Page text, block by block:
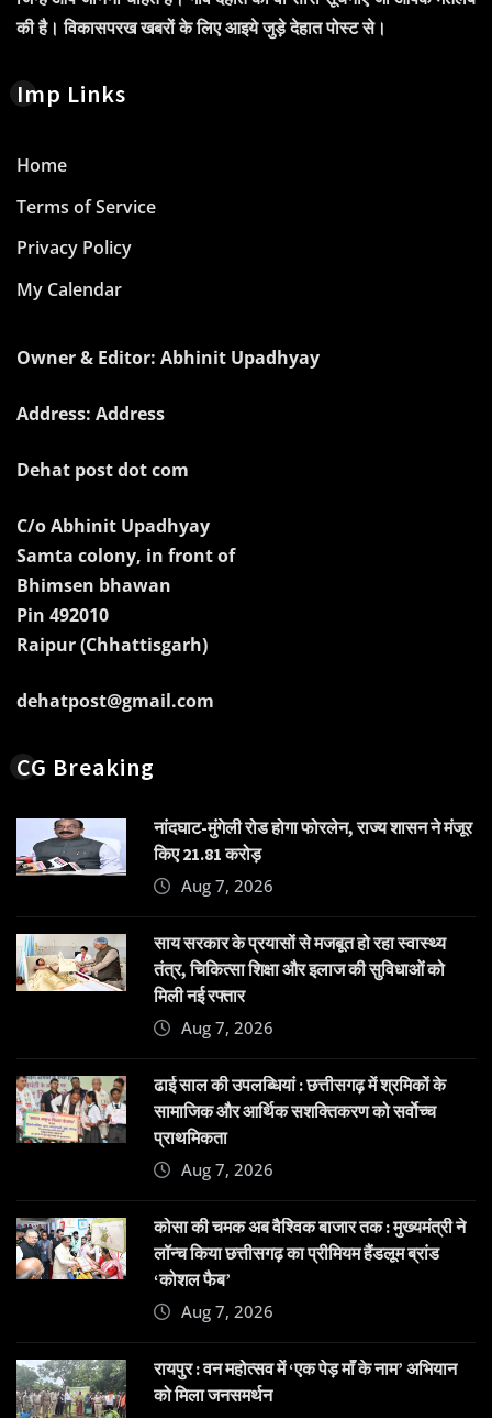
की है। विकासपरख खबरों के लिए आइये जुड़े देहात पोस्ट से।
Imp Links
Home
Terms of Service
Privacy Policy
My Calendar
Owner & Editor: Abhinit Upadhyay
Address: Address
Dehat post dot com
C/o Abhinit Upadhyay
Samta colony, in front of
Bhimsen bhawan
Pin 492010
Raipur (Chhattisgarh)
dehatpost@gmail.com
CG Breaking
नांदघाट-मुंगेली रोड होगा फोरलेन, राज्य शासन ने मंजूर
किए 21.81 करोड़
Aug 7, 2026
साय सरकार के प्रयासों से मजबूत हो रहा स्वास्थ्य
तंत्र, चिकित्सा शिक्षा और इलाज की सुविधाओं को
मिली नई रफ्तार
Aug 7, 2026
ढाई साल की उपलब्धियां : छत्तीसगढ़ में श्रमिकों के
सामाजिक और आर्थिक सशक्तिकरण को सर्वाेच्च
प्राथमिकता
Aug 7, 2026
कोसा की चमक अब वैश्विक बाजार तक : मुख्यमंत्री ने
लॉन्च किया छत्तीसगढ़ का प्रीमियम हैंडलूम ब्रांड
‘कोशल फैब’
Aug 7, 2026
रायपुर : वन महोत्सव में ‘एक पेड़ माँ के नाम’ अभियान
को मिला जनसमर्थन